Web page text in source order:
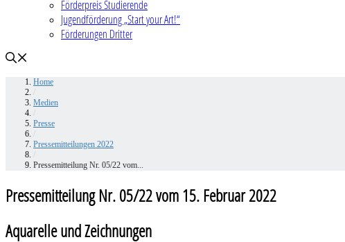
Förderpreis Studierende
Jugendförderung „Start your Art!“
Förderungen Dritter
Home
Medien
Presse
Pressemitteilungen 2022
Pressemitteilung Nr. 05/22 vom...
Pressemitteilung Nr. 05/22 vom 15. Februar 2022
Aquarelle und Zeichnungen